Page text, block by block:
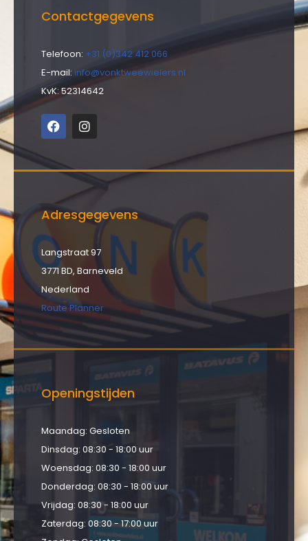
Contactgegevens
Telefoon: +31 (0)342 412 066
E-mail: info@vonktweewielers.nl
KvK: 52314642
Adresgegevens
Langstraat 97
3771 BD, Barneveld
Nederland
Route Planner
Openingstijden
Maandag: Gesloten
Dinsdag: 08:30 - 18:00 uur
Woensdag: 08:30 - 18:00 uur
Donderdag: 08:30 - 18:00 uur
Vrijdag: 08:30 - 18:00 uur
Zaterdag: 08:30 - 17:00 uur